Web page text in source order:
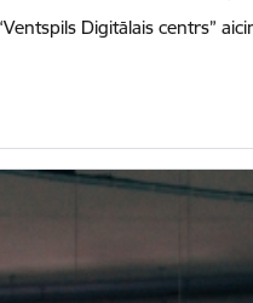
Digitālais centrs”